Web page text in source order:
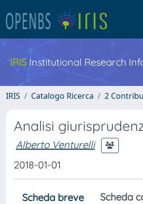
IRIS Institutional Research
IRIS Catalogo Ricerca 2
Analisi
Alberto Venturelli
2018-01-01
Scheda breve Scheda